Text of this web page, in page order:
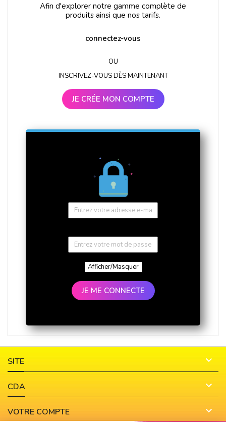
Afin d'explorer notre gamme complète de
produits ainsi que nos tarifs.
connectez-vous
OU
INSCRIVEZ-VOUS DÈS MAINTENANT
JE CRÉE MON COMPTE
Afficher/Masquer
JE ME CONNECTE
SITE 
CDA 
VOTRE COMPTE 